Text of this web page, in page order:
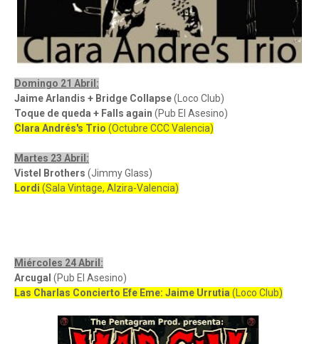
Domingo 21 Abril:
Jaime Arlandis + Bridge Collapse(Loco Club)
Toque de queda + Falls again (Pub El Asesino)
Clara Andrés's Trio (Octubre CCC Valencia)
Martes 23 Abril:
Vistel Brothers (Jimmy Glass)
Lordi (Sala Vintage, Alzira-Valencia)
Miércoles 24 Abril:
Arcugal (Pub El Asesino)
Las Charlas Concierto Efe Eme: Jaime Urrutia (Loco Club)